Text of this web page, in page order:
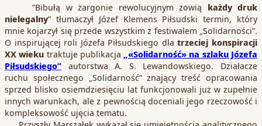
”Bibułą w żargonie rewolucyjnym zowią każdy druk
nielegalny” tłumaczył Józef Klemens Piłsudski termin, który
mnie kojarzył się przede wszystkim z festiwalem „Solidarności”.
O inspirującej roli Józefa Piłsudskiego dlatrzeciej konspiracji
XX wieku traktuje publikacja
„«Solidarność» na szlaku Józefa
Piłsudskiego” autorstwa A. S. Lewandowskiego. Działacze
ruchu społecznego „Solidarność” znający treść opracowania
sprzed blisko osiemdziesięciu lat funkcjonowali już w zupełnie
innych warunkach, ale z pewnością doceniali jego rzeczowość i
kompleksowość ujęcia tematu.